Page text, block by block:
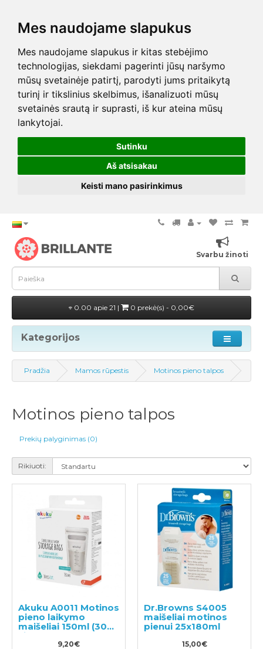
Mes naudojame slapukus
Mes naudojame slapukus ir kitas stebėjimo
technologijas, siekdami pagerinti jūsų naršymo
mūsų svetainėje patirtį, parodyti jums pritaikytą
turinį ir tikslinius skelbimus, išanalizuoti mūsų
svetainės srautą ir suprasti, iš kur ateina mūsų
lankytojai.
Sutinku
Aš atsisakau
Keisti mano pasirinkimus
Svarbu žinoti
0.00 apie 21 | 0 prekė(s) - 0,00€
Kategorijos
Pradžia Mamos rūpestis Motinos pieno talpos
Motinos pieno talpos
Prekių palyginimas (0)
Rikiuoti:
Akuku A0011 Motinos
pieno laikymo
maišeliai 150ml (30
vienetų)
9,20€
Dr.Browns S4005
maišeliai motinos
pienui 25x180ml
15,00€